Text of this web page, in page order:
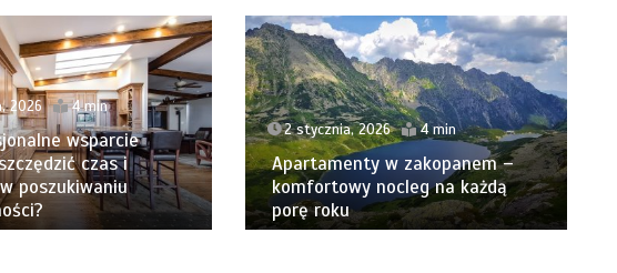
2026 4 min
wsparcie
czas i
poszukiwaniu
2 stycznia, 2026 4 min
Apartamenty w zakopanem –
komfortowy nocleg na każdą
porę roku